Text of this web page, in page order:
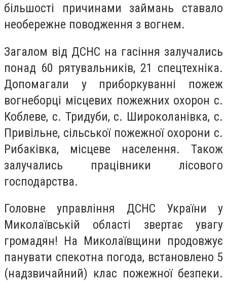
більшості причинами займань ставало
необережне поводження з вогнем.
Загалом від ДСНС на гасіння залучались
понад 60 рятувальників, 21 спецтехніка.
Допомагали у приборкуванні пожеж
вогнеборці місцевих пожежних охорон с.
Коблеве, с. Тридуби, с. Широколанівка, с.
Привільне, сільської пожежної охорони с.
Рибаківка, місцеве населення. Також
залучались працівники лісового
господарства.
Головне управління ДСНС України у
Миколаївській області звертає увагу
громадян! На Миколаївщини продовжує
панувати спекотна погода, встановлено 5
(надзвичайний) клас пожежної безпеки.